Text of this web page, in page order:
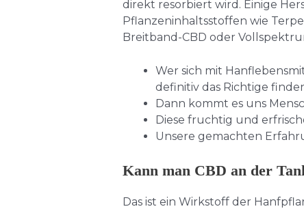
direkt resorbiert wird. Einige
Pflanzeninhaltsstoffen wie
Breitband-CBD oder
Wer sich mit
definitiv das Richtige
Dann kommt es uns
Diese fruchtig und
Unsere gemachten
Kann man CBD an der
Das ist ein Wirkstoff der